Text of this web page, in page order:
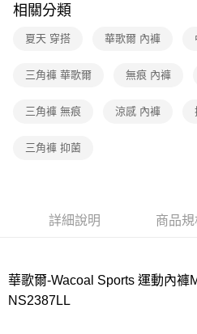
7-11取貨付款
每筆NT$80，滿NT$1,000(含以上)
每筆NT$80，滿NT$1,000(含以上)
宅配
付款後門市自取
相關分類
夏天 穿搭 華歌爾 內褲
三角褲 華歌爾 無痕 內褲
三角褲 無痕 涼感 內褲
三角褲 抑菌
詳細說明 商品
華歌爾-Wacoal Sports 運動內褲
NS2387LL